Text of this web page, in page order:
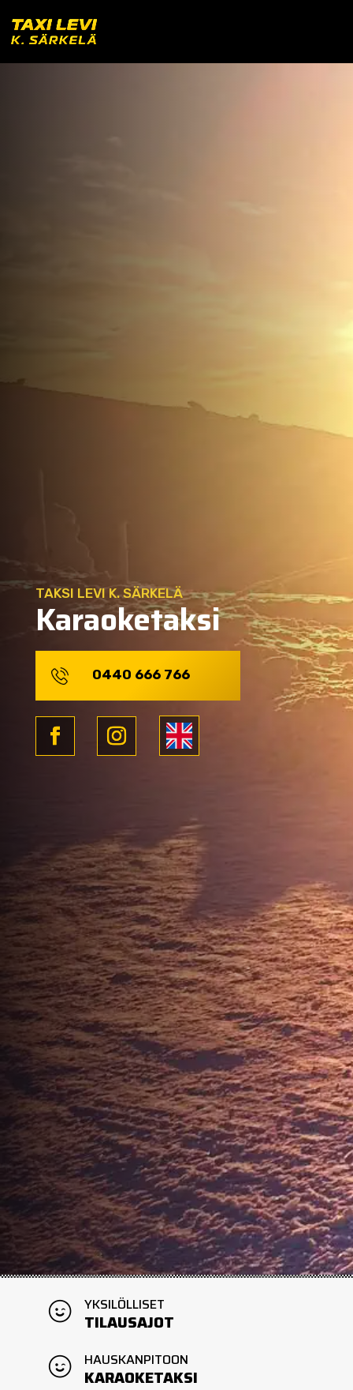
TAKSI LEVI K. SÄRKELÄ
Karaoketaksi
0440 666 766
YKSILÖLLISET
TILAUSAJOT
HAUSKANPITOON
KARAOKETAKSI